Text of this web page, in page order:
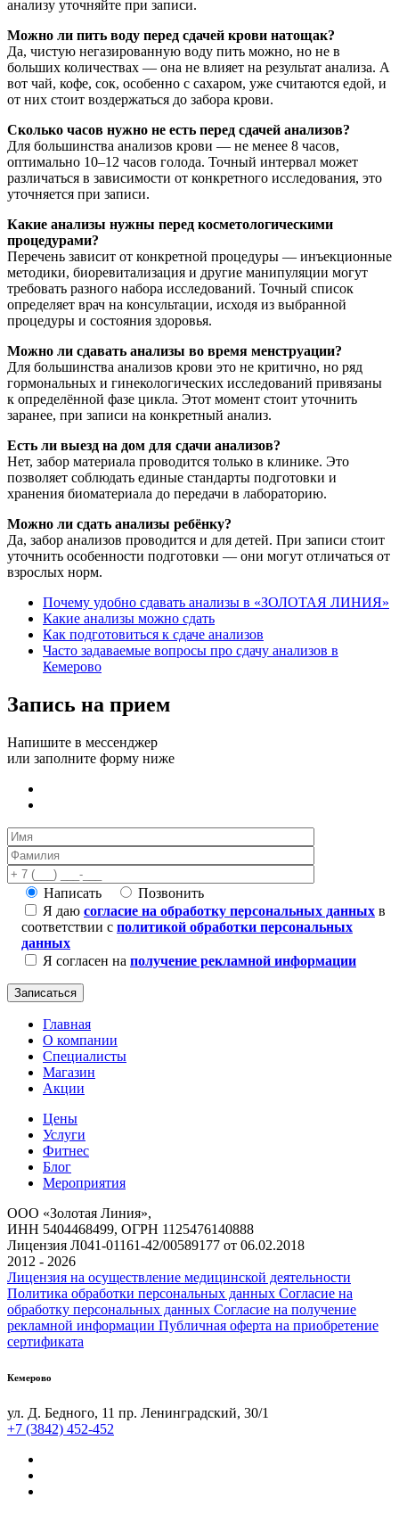
анализу уточняйте при записи.
Можно ли пить воду перед сдачей крови натощак?
Да, чистую негазированную воду пить можно, но не в
больших количествах — она не влияет на результат анализа. А
вот чай, кофе, сок, особенно с сахаром, уже считаются едой, и
от них стоит воздержаться до забора крови.
Сколько часов нужно не есть перед сдачей анализов?
Для большинства анализов крови — не менее 8 часов,
оптимально 10–12 часов голода. Точный интервал может
различаться в зависимости от конкретного исследования, это
уточняется при записи.
Какие анализы нужны перед косметологическими
процедурами?
Перечень зависит от конкретной процедуры — инъекционные
методики, биоревитализация и другие манипуляции могут
требовать разного набора исследований. Точный список
определяет врач на консультации, исходя из выбранной
процедуры и состояния здоровья.
Можно ли сдавать анализы во время менструации?
Для большинства анализов крови это не критично, но ряд
гормональных и гинекологических исследований привязаны
к определённой фазе цикла. Этот момент стоит уточнить
заранее, при записи на конкретный анализ.
Есть ли выезд на дом для сдачи анализов?
Нет, забор материала проводится только в клинике. Это
позволяет соблюдать единые стандарты подготовки и
хранения биоматериала до передачи в лабораторию.
Можно ли сдать анализы ребёнку?
Да, забор анализов проводится и для детей. При записи стоит
уточнить особенности подготовки — они могут отличаться от
взрослых норм.
Почему удобно сдавать анализы в «ЗОЛОТАЯ ЛИНИЯ»
Какие анализы можно сдать
Как подготовиться к сдаче анализов
Часто задаваемые вопросы про сдачу анализов в
Кемерово
Запись на прием
Напишите в мессенджер
или заполните форму ниже
Написать
Позвонить
Я даю согласие на обработку персональных данных в
соответствии с политикой обработки персональных
данных
Я согласен на получение рекламной информации
Главная
О компании
Специалисты
Магазин
Акции
Цены
Услуги
Фитнес
Блог
Мероприятия
ООО «Золотая Линия»,
ИНН 5404468499, ОГРН 1125476140888
Лицензия Л041-01161-42/00589177 от 06.02.2018
2012 - 2026
Лицензия на осуществление медицинской деятельности
Политика обработки персональных данных Согласие на
обработку персональных данных Согласие на получение
рекламной информации Публичная оферта на приобретение
сертификата
Кемерово
ул. Д. Бедного, 11 пр. Ленинградский, 30/1
+7 (3842) 452-452